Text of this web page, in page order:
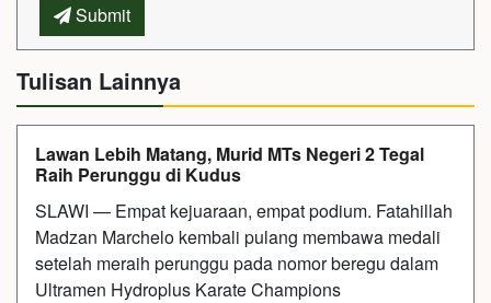
Submit
Tulisan Lainnya
Lawan Lebih Matang, Murid MTs Negeri 2 Tegal
Raih Perunggu di Kudus
SLAWI — Empat kejuaraan, empat podium. Fatahillah
Madzan Marchelo kembali pulang membawa medali
setelah meraih perunggu pada nomor beregu dalam
Ultramen Hydroplus Karate Champions